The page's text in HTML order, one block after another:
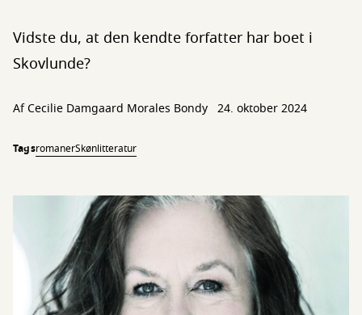
Vidste du, at den kendte forfatter har boet i
Skovlunde?
AfCecilie Damgaard Morales Bondy 24. oktober 2024
TagsromanerSkønlitteratur